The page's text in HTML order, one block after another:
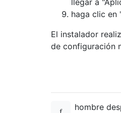
llegar a
haga clic en
El instalador
de configuración
hombre